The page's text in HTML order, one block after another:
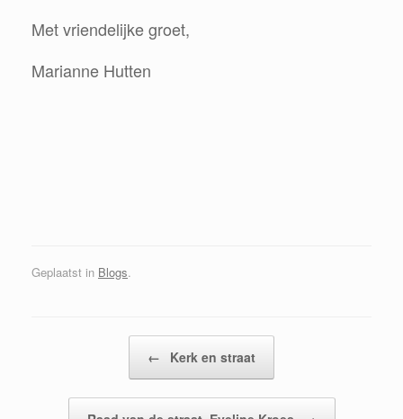
Met vriendelijke groet,
Marianne Hutten
Geplaatst in Blogs.
← Kerk en straat